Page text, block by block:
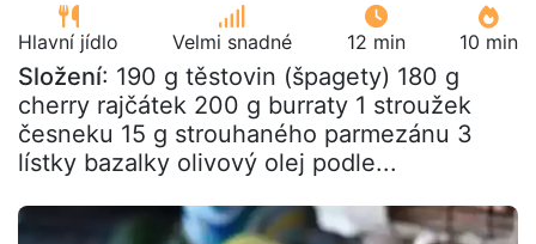
Hlavní jídlo Velmi snadné 12 min 10 min
Složení: 190 g těstovin (špagety) 180 g
cherry rajčátek 200 g burraty 1 stroužek
česneku 15 g strouhaného parmezánu 3
lístky bazalky olivový olej podle...